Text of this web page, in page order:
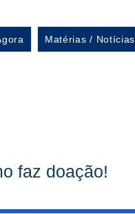
Matérias / Notícias
faz doação!